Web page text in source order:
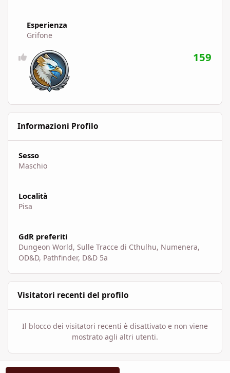
Esperienza
Grifone
159
Informazioni Profilo
Sesso
Maschio
Località
Pisa
GdR preferiti
Dungeon World, Sulle Tracce di Cthulhu, Numenera,
OD&D, Pathfinder, D&D 5a
Visitatori recenti del profilo
Il blocco dei visitatori recenti è disattivato e non viene
mostrato agli altri utenti.